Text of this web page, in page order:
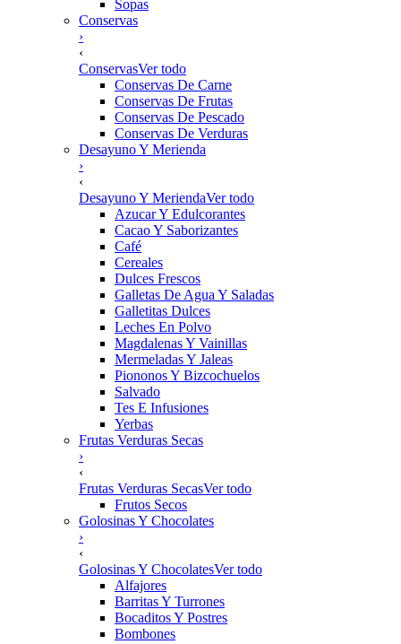
Sopas
Conservas
›
‹
ConservasVer todo
Conservas De Carne
Conservas De Frutas
Conservas De Pescado
Conservas De Verduras
Desayuno Y Merienda
›
‹
Desayuno Y MeriendaVer todo
Azucar Y Edulcorantes
Cacao Y Saborizantes
Café
Cereales
Dulces Frescos
Galletas De Agua Y Saladas
Galletitas Dulces
Leches En Polvo
Magdalenas Y Vainillas
Mermeladas Y Jaleas
Piononos Y Bizcochuelos
Salvado
Tes E Infusiones
Yerbas
Frutas Verduras Secas
›
‹
Frutas Verduras SecasVer todo
Frutos Secos
Golosinas Y Chocolates
›
‹
Golosinas Y ChocolatesVer todo
Alfajores
Barritas Y Turrones
Bocaditos Y Postres
Bombones